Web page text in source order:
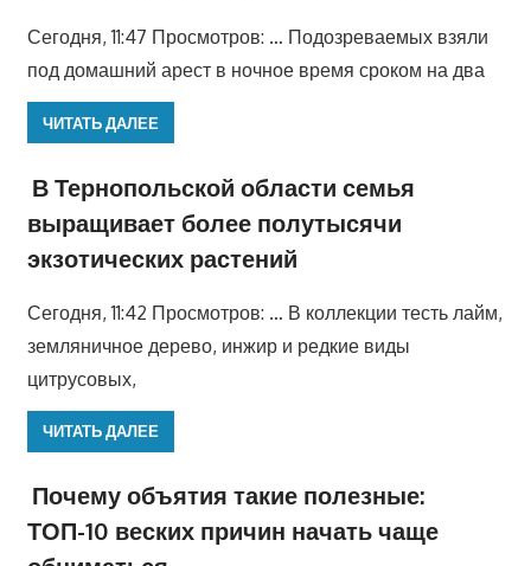
Сегодня, 11:47 Просмотров: … Подозреваемых взяли
под домашний арест в ночное время сроком на два
ЧИТАТЬ ДАЛЕЕ
В Тернопольской области семья
выращивает более полутысячи
экзотических растений
Сегодня, 11:42 Просмотров: … В коллекции тесть лайм,
земляничное дерево, инжир и редкие виды
цитрусовых,
ЧИТАТЬ ДАЛЕЕ
Почему объятия такие полезные:
ТОП-10 веских причин начать чаще